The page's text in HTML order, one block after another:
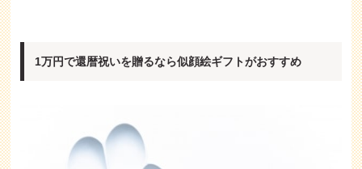
1万円で還暦祝いを贈るなら似顔絵ギフトがおすすめ